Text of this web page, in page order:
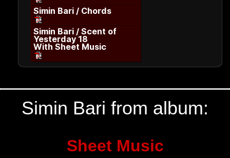
Simin Bari / Chords
Simin Bari / Scent of
Yesterday 18
With Sheet Music
Simin Bari from album:
Sheet Music